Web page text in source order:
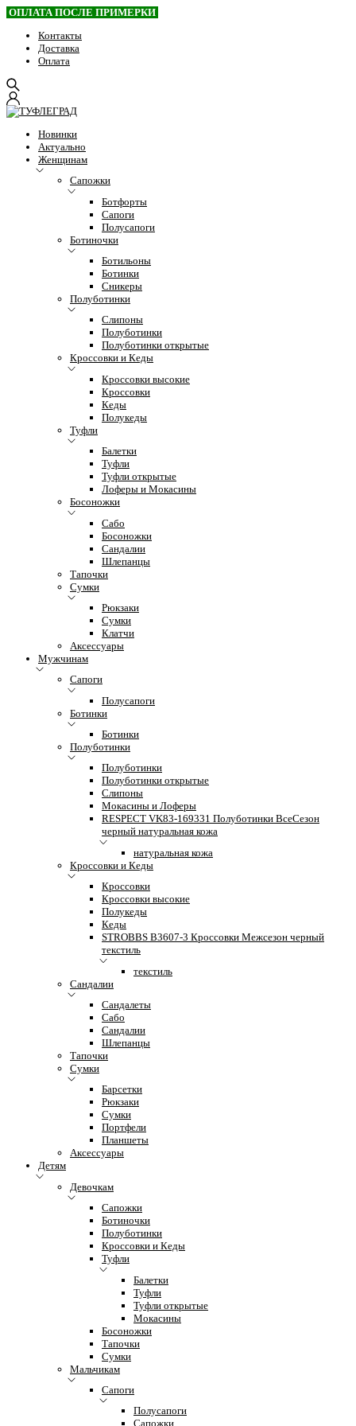
ОПЛАТА ПОСЛЕ ПРИМЕРКИ
Контакты
Доставка
Оплата
Новинки
Актуально
Женщинам
Сапожки
Ботфорты
Сапоги
Полусапоги
Ботиночки
Ботильоны
Ботинки
Сникеры
Полуботинки
Слипоны
Полуботинки
Полуботинки открытые
Кроссовки и Кеды
Кроссовки высокие
Кроссовки
Кеды
Полукеды
Туфли
Балетки
Туфли
Туфли открытые
Лоферы и Мокасины
Босоножки
Сабо
Босоножки
Сандалии
Шлепанцы
Тапочки
Сумки
Рюкзаки
Сумки
Клатчи
Аксессуары
Мужчинам
Сапоги
Полусапоги
Ботинки
Ботинки
Полуботинки
Полуботинки
Полуботинки открытые
Слипоны
Мокасины и Лоферы
RESPECT VK83-169331 Полуботинки ВсеСезон
черный натуральная кожа
натуральная кожа
Кроссовки и Кеды
Кроссовки
Кроссовки высокие
Полукеды
Кеды
STROBBS B3607-3 Кроссовки Межсезон черный
текстиль
текстиль
Сандалии
Сандалеты
Сабо
Сандалии
Шлепанцы
Тапочки
Сумки
Барсетки
Рюкзаки
Сумки
Портфели
Планшеты
Аксессуары
Детям
Девочкам
Сапожки
Ботиночки
Полуботинки
Кроссовки и Кеды
Туфли
Балетки
Туфли
Туфли открытые
Мокасины
Босоножки
Тапочки
Сумки
Мальчикам
Сапоги
Полусапоги
Сапожки